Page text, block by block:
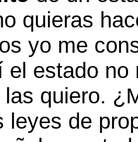
quieras
yo me
el estado no
quiero.
leyes de